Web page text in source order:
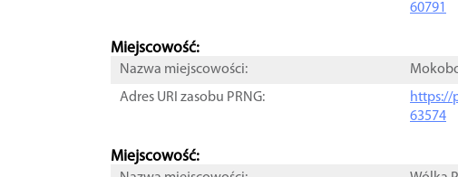
60791
Miejscowość:
Nazwa miejscowości:
Adres URI zasobu PRNG:
https://
63574
Miejscowość: